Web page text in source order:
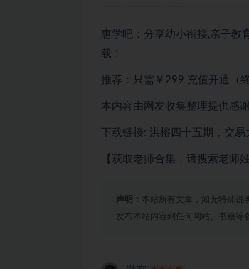
惠学吧：分享幼小衔接,亲子教
载！
推荐：只需￥299 充值开通（
本内容由网友收集整理提供感
下载链接: 洪榕四十五期，交
【获取老师合集，请搜索老师姓
声明： 本站所有文章，如无特殊说
发布本站内容到任何网站、书籍等